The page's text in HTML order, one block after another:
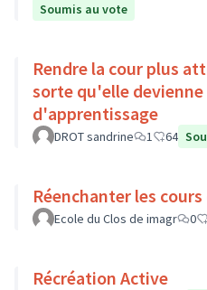
Soumis au vote
Rendre la cour plus
sorte qu'elle devienne
d'apprentissage
DROT sandrine 1 64
Réenchanter les
Ecole du Clos de imagr 0
Récréation Active